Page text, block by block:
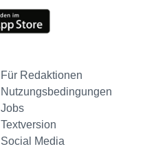
Für Redaktionen
Nutzungsbedingungen
Jobs
Textversion
Social Media